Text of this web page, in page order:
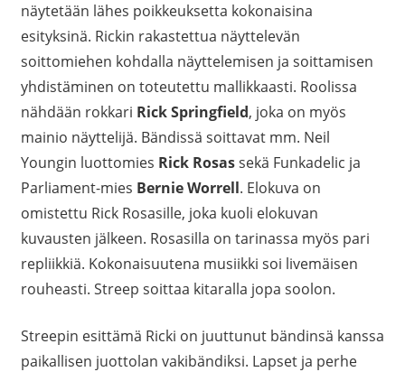
näytetään lähes poikkeuksetta kokonaisina
esityksinä. Rickin rakastettua näyttelevän
soittomiehen kohdalla näyttelemisen ja soittamisen
yhdistäminen on toteutettu mallikkaasti. Roolissa
nähdään rokkari Rick Springfield, joka on myös
mainio näyttelijä. Bändissä soittavat mm. Neil
Youngin luottomies Rick Rosassekä Funkadelic ja
Parliament-mies Bernie Worrell. Elokuva on
omistettu Rick Rosasille, joka kuoli elokuvan
kuvausten jälkeen. Rosasilla on tarinassa myös pari
repliikkiä. Kokonaisuutena musiikki soi livemäisen
rouheasti. Streep soittaa kitaralla jopa soolon.
Streepin esittämä Ricki on juuttunut bändinsä kanssa
paikallisen juottolan vakibändiksi. Lapset ja perhe